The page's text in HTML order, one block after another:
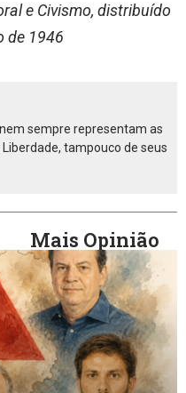
e Civismo, distribuído
de 1946
sempre representam as
tampouco de seus
Mais Opinião